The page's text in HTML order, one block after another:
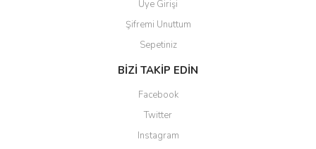
Üye Girişi
Şifremi Unuttum
Sepetiniz
BİZİ TAKİP EDİN
Facebook
Twitter
Instagram